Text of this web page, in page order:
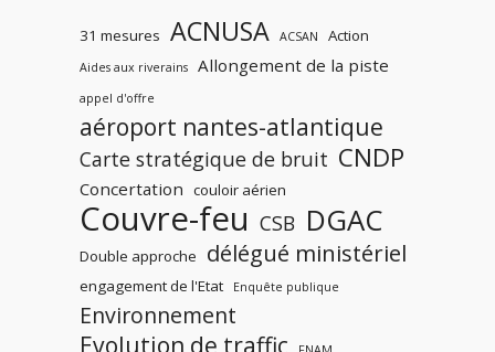
31 mesures ACNUSA ACSAN Action
Aides aux riverains Allongement de la piste
appel d'offre
aéroport nantes-atlantique
Carte stratégique de bruit CNDP
Concertation couloir aérien
Couvre-feu CSB DGAC
Double approche délégué ministériel
engagement de l'Etat Enquête publique
Environnement
Evolution de traffic